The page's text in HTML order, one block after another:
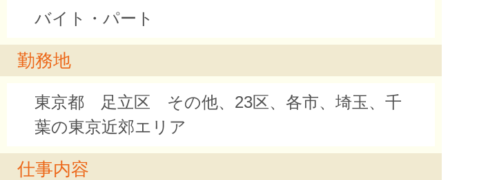
バイト・パート
勤務地
東京都 足立区 その他、23区、各市、埼玉、千
葉の東京近郊エリア
仕事内容